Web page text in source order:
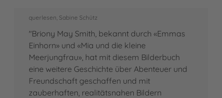
querlesen, Sabine Schütz
"Briony May Smith, bekannt durch «Emmas
Einhorn» und «Mia und die kleine
Meerjungfrau», hat mit diesem Bilderbuch
eine weitere Geschichte über Abenteuer und
Freundschaft geschaffen und mit
zauberhaften, realitätsnahen Bildern